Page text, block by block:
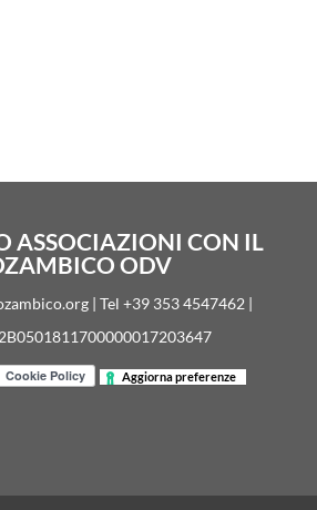
ASSOCIAZIONI CON IL
ODV
| Tel +39 353 4547462 |
Aggiorna preferenze